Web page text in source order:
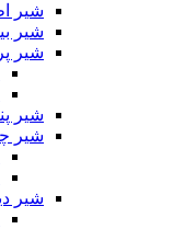
شیر
شیر
شیر
شیر
شیر
شیر